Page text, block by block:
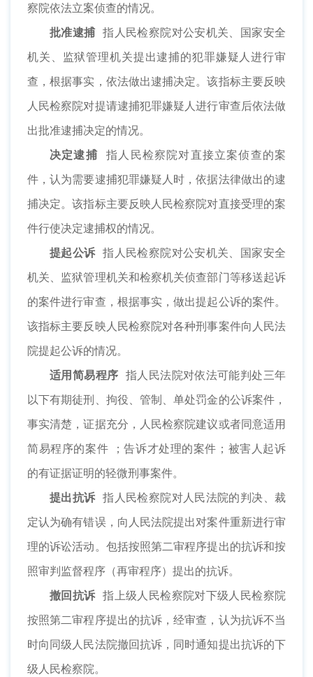
察院依法立案侦查的情况。
批准逮捕指人民检察院对公安机关、国家安全
机关、监狱管理机关提出逮捕的犯罪嫌疑人进行审
查，根据事实，依法做出逮捕决定。该指标主要反映
人民检察院对提请逮捕犯罪嫌疑人进行审查后依法做
出批准逮捕决定的情况。
决定逮捕指人民检察院对直接立案侦查的案
件，认为需要逮捕犯罪嫌疑人时，依据法律做出的逮
捕决定。该指标主要反映人民检察院对直接受理的案
件行使决定逮捕权的情况。
提起公诉指人民检察院对公安机关、国家安全
机关、监狱管理机关和检察机关侦查部门等移送起诉
的案件进行审查，根据事实，做出提起公诉的案件。
该指标主要反映人民检察院对各种刑事案件向人民法
院提起公诉的情况。
适用简易程序 指人民法院对依法可能判处三年
以下有期徒刑、拘役、管制、单处罚金的公诉案件，
事实清楚，证据充分，人民检察院建议或者同意适用
简易程序的案件 ；告诉才处理的案件；被害人起诉
的有证据证明的轻微刑事案件。
提出抗诉指人民检察院对人民法院的判决、裁
定认为确有错误，向人民法院提出对案件重新进行审
理的诉讼活动。包括按照第二审程序提出的抗诉和按
照审判监督程序（再审程序）提出的抗诉。
撤回抗诉指上级人民检察院对下级人民检察院
按照第二审程序提出的抗诉，经审查，认为抗诉不当
时向同级人民法院撤回抗诉，同时通知提出抗诉的下
级人民检察院。